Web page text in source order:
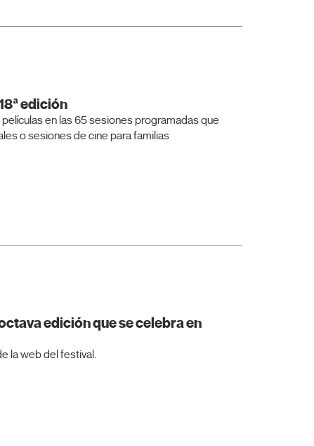
edición
en las 65 sesiones programadas que
o sesiones de cine para familias
edición que se celebra en
la web del festival.